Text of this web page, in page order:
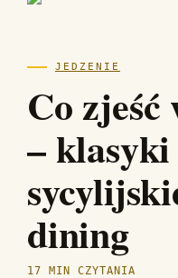
JEDZENIE
Co zjeść
–
dining
17 MIN CZYTANIA